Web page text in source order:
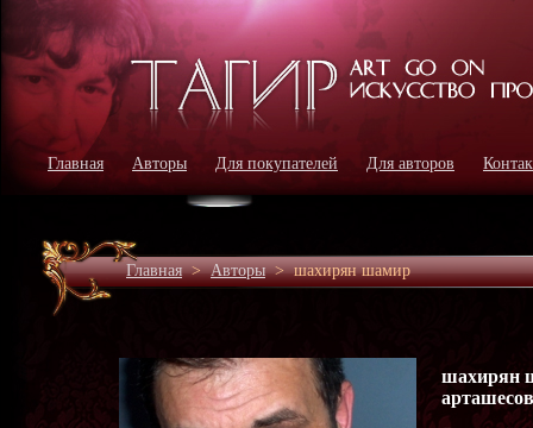
Главная Авторы Для покупателей Для авторов
Главная>Авторы>шахирян шамир
шахирян